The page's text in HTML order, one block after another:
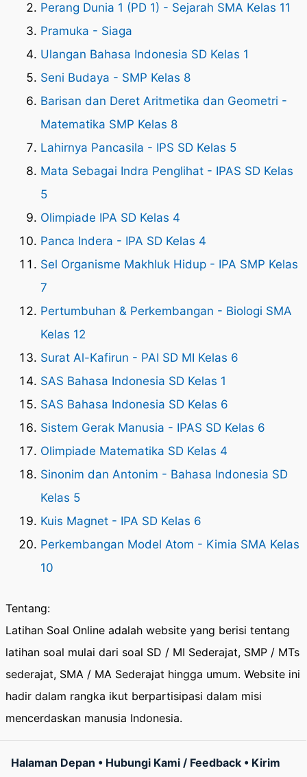
Perang Dunia 1 (PD 1) - Sejarah SMA Kelas 11
Pramuka - Siaga
Ulangan Bahasa Indonesia SD Kelas 1
Seni Budaya - SMP Kelas 8
Barisan dan Deret Aritmetika dan Geometri -
Matematika SMP Kelas 8
Lahirnya Pancasila - IPS SD Kelas 5
Mata Sebagai Indra Penglihat - IPAS SD Kelas
5
Olimpiade IPA SD Kelas 4
Panca Indera - IPA SD Kelas 4
Sel Organisme Makhluk Hidup - IPA SMP Kelas
7
Pertumbuhan & Perkembangan - Biologi SMA
Kelas 12
Surat Al-Kafirun - PAI SD MI Kelas 6
SAS Bahasa Indonesia SD Kelas 1
SAS Bahasa Indonesia SD Kelas 6
Sistem Gerak Manusia - IPAS SD Kelas 6
Olimpiade Matematika SD Kelas 4
Sinonim dan Antonim - Bahasa Indonesia SD
Kelas 5
Kuis Magnet - IPA SD Kelas 6
Perkembangan Model Atom - Kimia SMA Kelas
10
Tentang:
Latihan Soal Online adalah website yang berisi tentang
latihan soal mulai dari soal SD / MI Sederajat, SMP / MTs
sederajat, SMA / MA Sederajat hingga umum. Website ini
hadir dalam rangka ikut berpartisipasi dalam misi
mencerdaskan manusia Indonesia.
Halaman Depan • Hubungi Kami / Feedback • Kirim